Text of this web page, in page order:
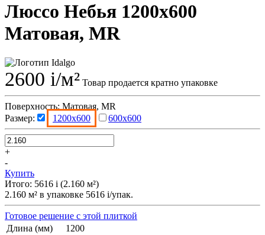
Люссо Небья 1200x600
Матовая, MR
2600 i/м² Товар продается кратно упаковке
Поверхность: Матовая, MR
Размер:
1200x600 600x600
+
-
Купить
Итого: 5616 i (2.160 м²)
2.160 м² в упаковке 5616 i/упак.
Готовое решение с этой плиткой
Длина (мм)
1200